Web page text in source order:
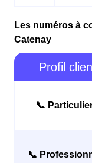
Les numéros à
Catenay
Profil
📞
📞